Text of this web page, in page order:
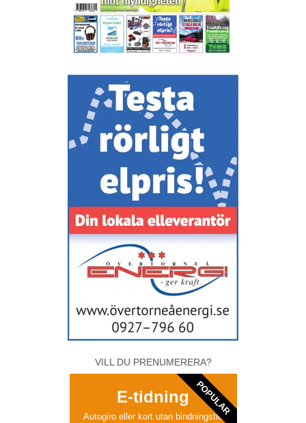
VILL DU PRENUMERERA?
E-tidning
Autogiro eller kort utan bindningstid
POPULAR